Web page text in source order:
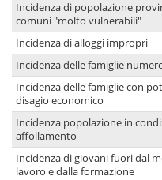
Incidenza di popolazione
comuni "molto vulnerabili"
Incidenza di alloggi impropri
Incidenza delle famiglie
Incidenza delle famiglie con
disagio economico
Incidenza popolazione in
affollamento
Incidenza di giovani fuori dal
lavoro e dalla formazione